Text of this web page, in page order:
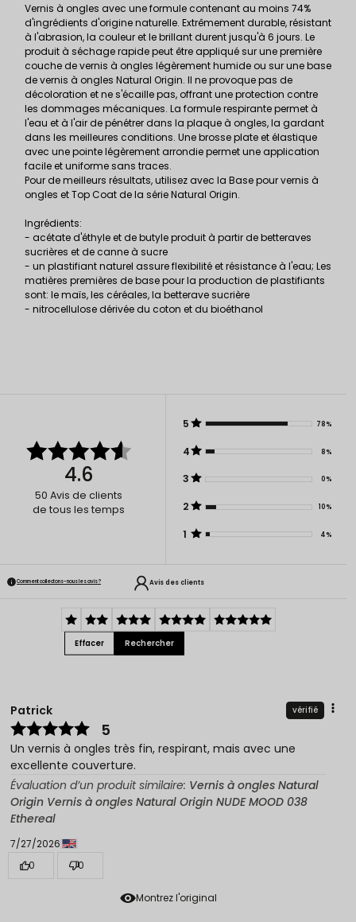
Vernis à ongles avec une formule contenant au moins 74%
d'ingrédients d'origine naturelle. Extrêmement durable, résistant
à l'abrasion, la couleur et le brillant durent jusqu'à 6 jours. Le
produit à séchage rapide peut être appliqué sur une première
couche de vernis à ongles légèrement humide ou sur une base
de vernis à ongles Natural Origin. Il ne provoque pas de
décoloration et ne s'écaille pas, offrant une protection contre
les dommages mécaniques. La formule respirante permet à
l'eau et à l'air de pénétrer dans la plaque à ongles, la gardant
dans les meilleures conditions. Une brosse plate et élastique
avec une pointe légèrement arrondie permet une application
facile et uniforme sans traces.
Pour de meilleurs résultats, utilisez avec la Base pour vernis à
ongles et Top Coat de la série Natural Origin.
Ingrédients:
- acétate d'éthyle et de butyle produit à partir de betteraves
sucrières et de canne à sucre
- un plastifiant naturel assure flexibilité et résistance à l'eau; Les
matières premières de base pour la production de plastifiants
sont: le maïs, les céréales, la betterave sucrière
- nitrocellulose dérivée du coton et du bioéthanol
4.6
50 Avis de clients
de tous les temps
5 78%
4 8%
3 0%
2 10%
1 4%
Comment collectons-nous les avis ? Avis des clients
Effacer Rechercher
Montrez l'original
Patrick vérifié
5
Un vernis à ongles très fin, respirant, mais avec une
excellente couverture.
Évaluation d’un produit similaire: Vernis à ongles Natural
Origin Vernis à ongles Natural Origin NUDE MOOD 038
Ethereal
7/27/2026
0
0